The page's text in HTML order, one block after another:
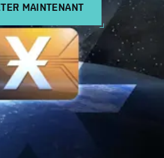
MAINTENANT